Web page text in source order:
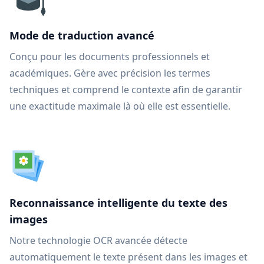
Mode de traduction avancé
Conçu pour les documents professionnels et
académiques. Gère avec précision les termes
techniques et comprend le contexte afin de garantir
une exactitude maximale là où elle est essentielle.
Reconnaissance intelligente du texte des
images
Notre technologie OCR avancée détecte
automatiquement le texte présent dans les images et